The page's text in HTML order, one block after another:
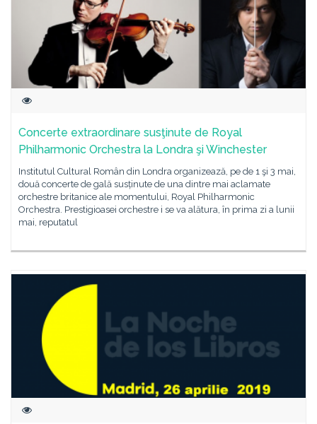
Concerte extraordinare susţinute de Royal
Philharmonic Orchestra la Londra şi Winchester
Institutul Cultural Român din Londra organizează, pe de 1 şi 3 mai,
două concerte de gală susținute de una dintre mai aclamate
orchestre britanice ale momentului, Royal Philharmonic
Orchestra. Prestigioasei orchestre i se va alătura, în prima zi a lunii
mai, reputatul